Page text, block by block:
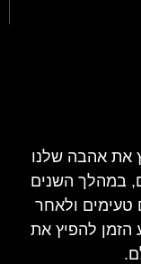
את אהבה שלנו
במהלך השנים
טעימים ולאחר
הזמן להפיץ את